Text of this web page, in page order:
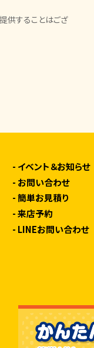
供することはござ
- イベント＆お知らせ
- お問い合わせ
-簡単お見積り
-来店予約
- LINEお問い合わせ